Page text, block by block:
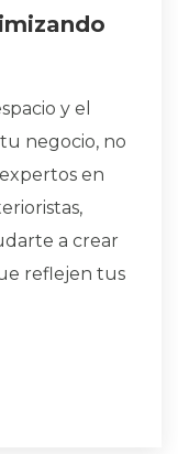
y el
negocio, no
en
a crear
reflejen tus